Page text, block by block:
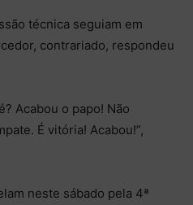
técnica seguiam em
contrariado, respondeu
Acabou o papo! Não
É vitória! Acabou!”,
neste sábado pela 4ª